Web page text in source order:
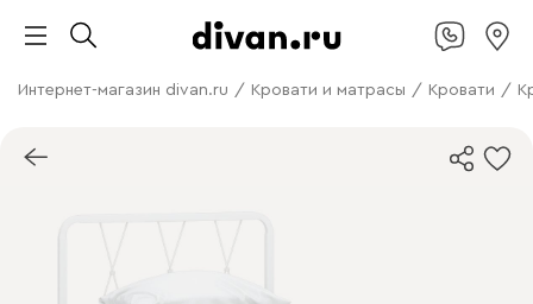
Интернет-магазин divan.ru / Кровати и матрасы / Кровати /